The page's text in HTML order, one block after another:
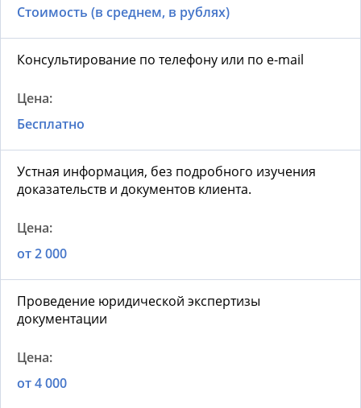
Стоимость (в среднем, в рублях)
Консультирование по телефону или по e-mail
Бесплатно
Устная информация, без подробного изучения
доказательств и документов клиента.
от 2 000
Проведение юридической экспертизы
документации
от 4 000